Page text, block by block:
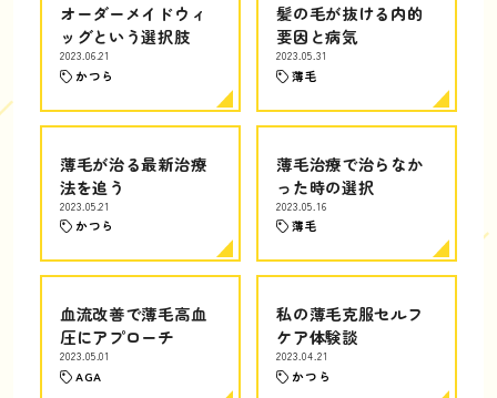
オーダーメイドウィ
ッグという選択肢
2023.06.21
かつら
髪の毛が抜ける内的
要因と病気
2023.05.31
薄毛
薄毛が治る最新治療
法を追う
2023.05.21
かつら
薄毛治療で治らなか
った時の選択
2023.05.16
薄毛
血流改善で薄毛高血
圧にアプローチ
2023.05.01
AGA
私の薄毛克服セルフ
ケア体験談
2023.04.21
かつら